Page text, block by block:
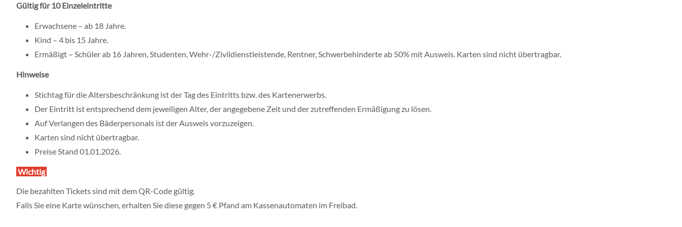
Gültig für 10 Einzeleintritte
Erwachsene – ab 18 Jahre.
Kind – 4 bis 15 Jahre.
Ermäßigt – Schüler ab 16 Jahren, Studenten, Wehr-/Zivildienstleistende, Rentner, Schwerbehinderte ab 50% mit Ausweis. Karten sind nicht übertragbar.
Hinweise
Stichtag für die Altersbeschränkung ist der Tag des Eintritts bzw. des Kartenerwerbs.
Der Eintritt ist entsprechend dem jeweiligen Alter, der angegebene Zeit und der zutreffenden Ermäßigung zu lösen.
Auf Verlangen des Bäderpersonals ist der Ausweis vorzuzeigen.
Karten sind nicht übertragbar.
Preise Stand 01.01.2026.
Wichtig
Die bezahlten Tickets sind mit dem QR-Code gültig.
Falls Sie eine Karte wünschen, erhalten Sie diese gegen 5 € Pfand am Kassenautomaten im Freibad.